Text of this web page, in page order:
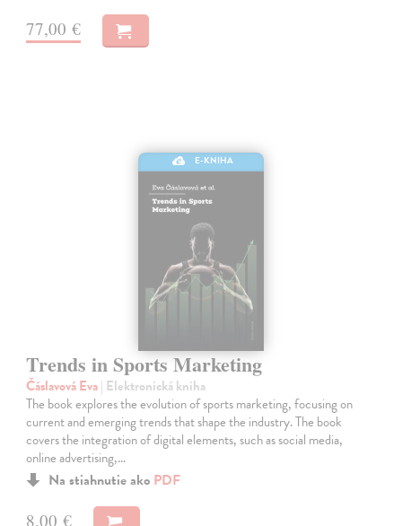
77,00 €
E-KNIHA
Trends in Sports Marketing
Čáslavová Eva| Elektronická kniha
The book explores the evolution of sports marketing, focusing on
current and emerging trends that shape the industry. The book
covers the integration of digital elements, such as social media,
online advertising,…
Na stiahnutie ako PDF
8,00 €